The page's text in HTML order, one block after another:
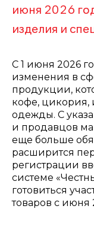
июня 2026
изделия и
С 1 июня 2026
изменения в
продукции,
кофе, цикория,
одежды. С
и продавцов
еще больше
расширится
регистрации
системе
готовиться
товаров с июня